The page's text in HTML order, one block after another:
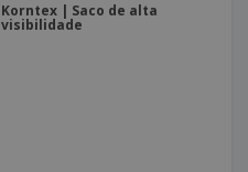
Korntex | Saco de alta
visibilidade